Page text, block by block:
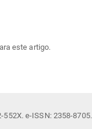
este artigo.
552X. e-ISSN: 2358-8705.